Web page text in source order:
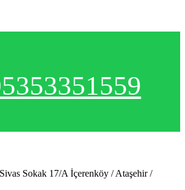
Sokak 17/A İçerenköy / Ataşehir /